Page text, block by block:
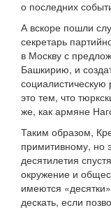
о последних
А вскоре пошли
секретарь
в Москву с
Башкирию, и
это тем, что
же, как армяне
Таким образом,
примитивному, но
десятилетия
окружение и
имеются
дескать, если